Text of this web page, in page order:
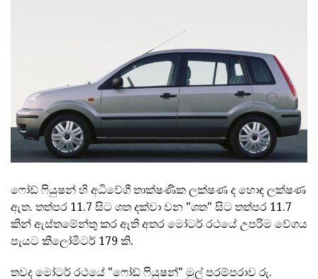
ෆෝඩ් ෆියුෂන් හි අධිවේගී තාක්ෂණික ලක්ෂණ ද හොඳ ලක්ෂණ
ඇත. තත්පර 11.7 සිට ශත දක්වා වන "ශත" සිට තත්පර 11.7
කින් ඇස්තමේන්තු කර ඇති අතර මෝටර් රථයේ උපරිම වේගය
පැයට කිලෝමීටර් 179 කි.
තවද මෝටර් රථයේ "ෆෝඩ් ෆියුෂන්" මුල් පරම්පරාව රු.